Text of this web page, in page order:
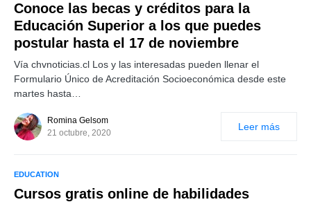
Conoce las becas y créditos para la
Educación Superior a los que puedes
postular hasta el 17 de noviembre
Vía chvnoticias.cl Los y las interesadas pueden llenar el
Formulario Único de Acreditación Socioeconómica desde este
martes hasta…
Romina Gelsom
21 octubre, 2020
Leer más
EDUCATION
Cursos gratis online de habilidades